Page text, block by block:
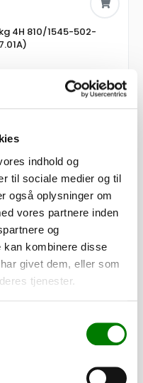
indhold og
til sociale medier og til
også oplysninger om
vores partnere inden
og
kan kombinere disse
givet dem, eller som
tjenester.
4H 810/1545-502-
+
820,00kr.
656,00kr.